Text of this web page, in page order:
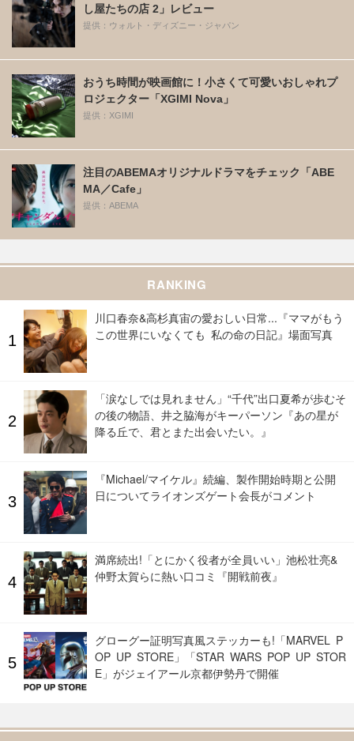
し屋たちの店 2」レビュー
提供：ウォルト・ディズニー・ジャパン
おうち時間が映画館に！小さくて可愛いおしゃれプ
ロジェクター「XGIMI Nova」
提供：XGIMI
注目のABEMAオリジナルドラマをチェック「ABE
MA／Cafe」
提供：ABEMA
RANKING
川口春奈&高杉真宙の愛おしい日常...『ママがもう
この世界にいなくても 私の命の日記』場面写真
「涙なしでは見れません」“千代”出口夏希が歩むそ
の後の物語、井之脇海がキーパーソン『あの星が
降る丘で、君とまた出会いたい。』
『Michael/マイケル』続編、製作開始時期と公開
日についてライオンズゲート会長がコメント
満席続出!「とにかく役者が全員いい」池松壮亮&
仲野太賀らに熱い口コミ『開戦前夜』
グローグー証明写真風ステッカーも!「MARVEL P
OP UP STORE」「STAR WARS POP UP STOR
E」がジェイアール京都伊勢丹で開催